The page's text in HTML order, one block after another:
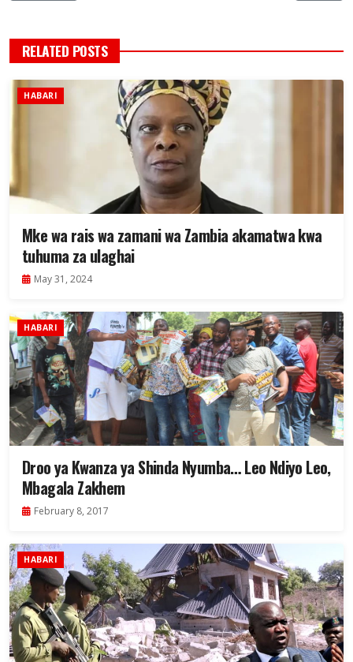
RELATED POSTS
HABARI
Mke wa rais wa zamani wa Zambia akamatwa kwa
tuhuma za ulaghai
May 31, 2024
HABARI
Droo ya Kwanza ya Shinda Nyumba… Leo Ndiyo Leo,
Mbagala Zakhem
February 8, 2017
HABARI